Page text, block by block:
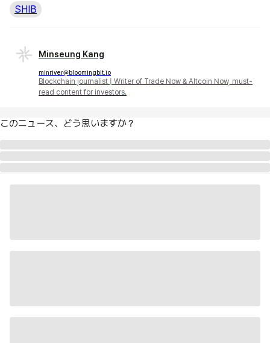
SHIB
Minseung Kang
minriver@bloomingbit.io
Blockchain journalist | Writer of Trade Now & Altcoin Now, must-
read content for investors.
このニュース、どう思いますか？